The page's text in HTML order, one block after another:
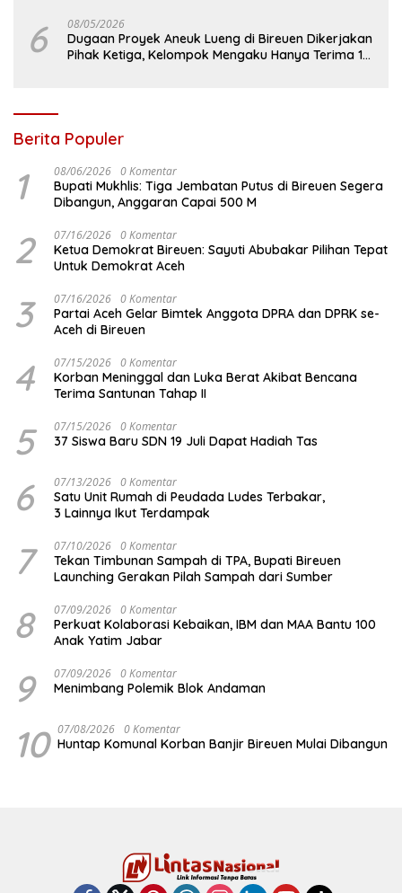
6 08/05/2026
Dugaan Proyek Aneuk Lueng di Bireuen Dikerjakan
Pihak Ketiga, Kelompok Mengaku Hanya Terima 10
Berita Populer
1 08/06/2026 0 Komentar
Bupati Mukhlis: Tiga Jembatan Putus di Bireuen Segera
Dibangun, Anggaran Capai 500 M
2 07/16/2026 0 Komentar
Ketua Demokrat Bireuen: Sayuti Abubakar Pilihan Tepat
Untuk Demokrat Aceh
3 07/16/2026 0 Komentar
Partai Aceh Gelar Bimtek Anggota DPRA dan DPRK se-
Aceh di Bireuen
4 07/15/2026 0 Komentar
Korban Meninggal dan Luka Berat Akibat Bencana
Terima Santunan Tahap II
5 07/15/2026 0 Komentar
37 Siswa Baru SDN 19 Juli Dapat Hadiah Tas
6 07/13/2026 0 Komentar
Satu Unit Rumah di Peudada Ludes Terbakar,
3 Lainnya Ikut Terdampak
7 07/10/2026 0 Komentar
Tekan Timbunan Sampah di TPA, Bupati Bireuen
Launching Gerakan Pilah Sampah dari Sumber
8 07/09/2026 0 Komentar
Perkuat Kolaborasi Kebaikan, IBM dan MAA Bantu 100
Anak Yatim Jabar
9 07/09/2026 0 Komentar
Menimbang Polemik Blok Andaman
10 07/08/2026 0 Komentar
Huntap Komunal Korban Banjir Bireuen Mulai Dibangun